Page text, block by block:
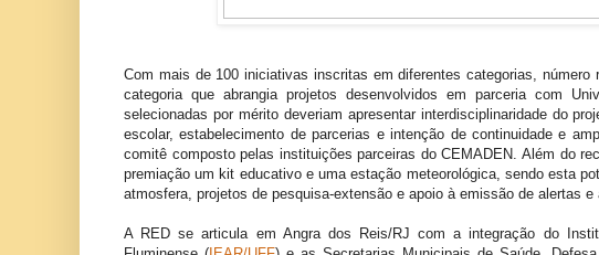
Com mais de 100 iniciativas inscritas em diferentes categorias,
categoria que abrangia projetos desenvolvidos em parceria com
selecionadas por mérito deveriam apresentar interdisciplinaridade do
escolar, estabelecimento de parcerias e intenção de continuidade e
comitê composto pelas instituições parceiras do CEMADEN. Além do
premiação um kit educativo e uma estação meteorológica, sendo esta
atmosfera, projetos de pesquisa-extensão e apoio à emissão de alertas e
A RED se articula em Angra dos Reis/RJ com a integração do